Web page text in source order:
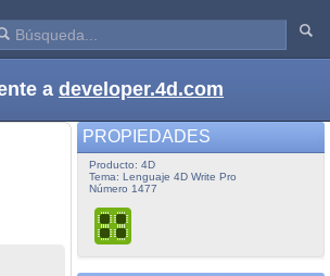
a developer.4d.com
PROPIEDADES
Producto: 4D
Tema: Lenguaje 4D Write Pro
Número 1477